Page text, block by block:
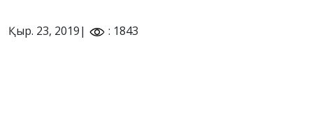
Қыр. 23, 2019| : 1843